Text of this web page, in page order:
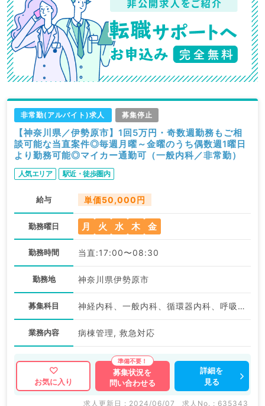
非常勤(アルバイト)求人 募集停止
【神奈川県／伊勢原市】1回5万円・奇数週勤務もご相
談可能な当直案件◎毎週月曜～金曜のうち偶数週1曜日
より勤務可能◎マイカー通勤可（一般内科／非常勤）
人気エリア 駅近・徒歩圏内
給与 単価50,000円
勤務曜日 月 火 水 木 金
勤務時間 当直:17:00〜08:30
勤務地 神奈川県伊勢原市
募集科目 神経内科、一般内科、循環器内科、呼吸器内科、消化器内科、内分泌・代謝内科、腎臓内科、血液内科
業務内容 病棟管理, 救急対応
お気に入り
募集状況を
問い合わせる
詳細を
見る
求人更新日 : 2024/06/07 求人No. : 635343